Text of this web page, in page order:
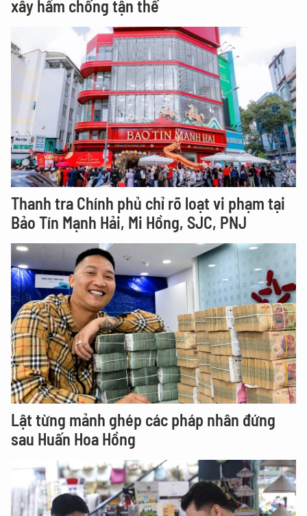
xây hầm chống tận thế
Thanh tra Chính phủ chỉ rõ loạt vi phạm tại
Bảo Tín Mạnh Hải, Mi Hồng, SJC, PNJ
Lật từng mảnh ghép các pháp nhân đứng
sau Huấn Hoa Hồng